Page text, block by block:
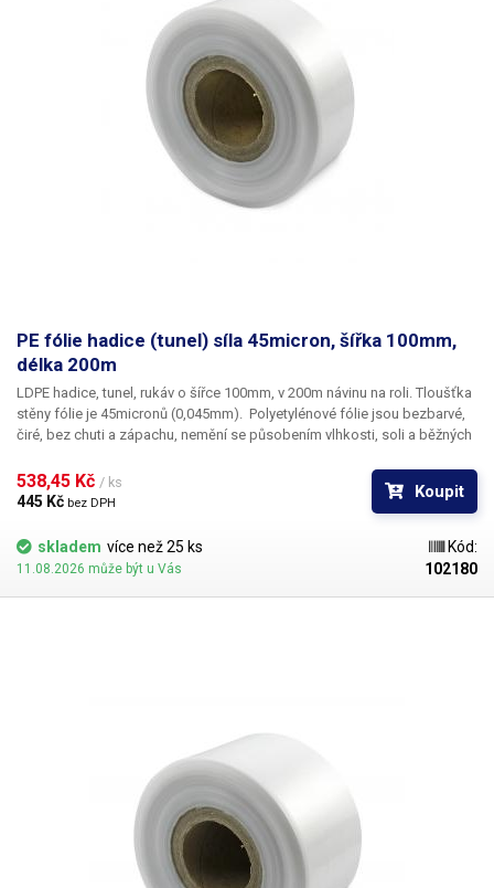
PE fólie hadice (tunel) síla 45micron, šířka 100mm,
délka 200m
LDPE hadice, tunel, rukáv o šířce 100mm, v 200m návinu na roli. Tloušťka
stěny fólie je 45micronů (0,045mm). ​Polyetylénové fólie jsou bezbarvé,
čiré, bez chuti a zápachu, nemění se působením vlhkosti, soli a běžných
odolné proti mrazu a vlhkosti. Fólie je vhodná pro výrobu pytlů, sáčků a
obalů jakéhokoliv zboží. PE fólie jsou zdravotně nezávadné, 100%
recyklovatelné a jsou vhodné i pro balení potravin (certifikát k
dispozici). Jako obalový prostředek splňují požadavky zákona č.
477/2001 Sb. (zákon o obalech). Ideální pro svařování všemi impulsními
svářečkami z naší nabídky. Cena je za roli 200 metrů. Materiál: LD-PE
(Low Density Polyethylen) Tloušťka materiálu: 45micron (0,045mm)*2
538,45 Kč / ks
445 Kč bez DPH
Koupit
skladem více než 25 ks
11.08.2026 může být u Vás
Kód:
102180